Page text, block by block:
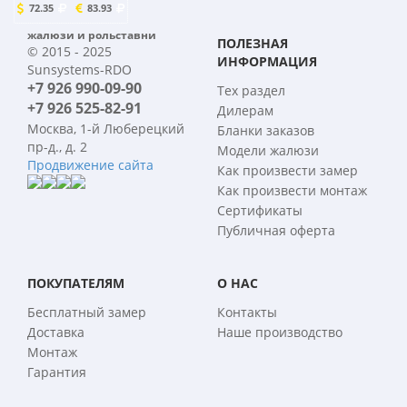
72.35 83.93
жалюзи и рольставни
© 2015 - 2025
Sunsystems-RDO
+7 926 990-09-90
+7 926 525-82-91
Москва, 1-й Люберецкий
пр-д., д. 2
Продвижение сайта
ПОЛЕЗНАЯ
ИНФОРМАЦИЯ
Тех раздел
Дилерам
Бланки заказов
Модели жалюзи
Как произвести замер
Как произвести монтаж
Сертификаты
Публичная оферта
ПОКУПАТЕЛЯМ
Бесплатный замер
Доставка
Монтаж
Гарантия
О НАС
Контакты
Наше производство